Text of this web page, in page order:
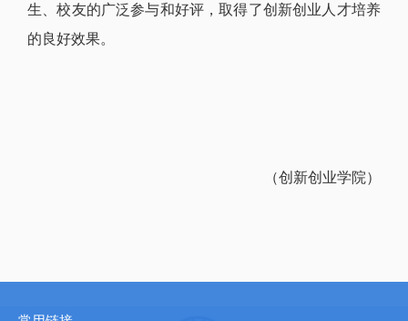
生、校友的广泛参与和好评，取得了创新创业人才培养
的良好效果。
（创新创业学院）